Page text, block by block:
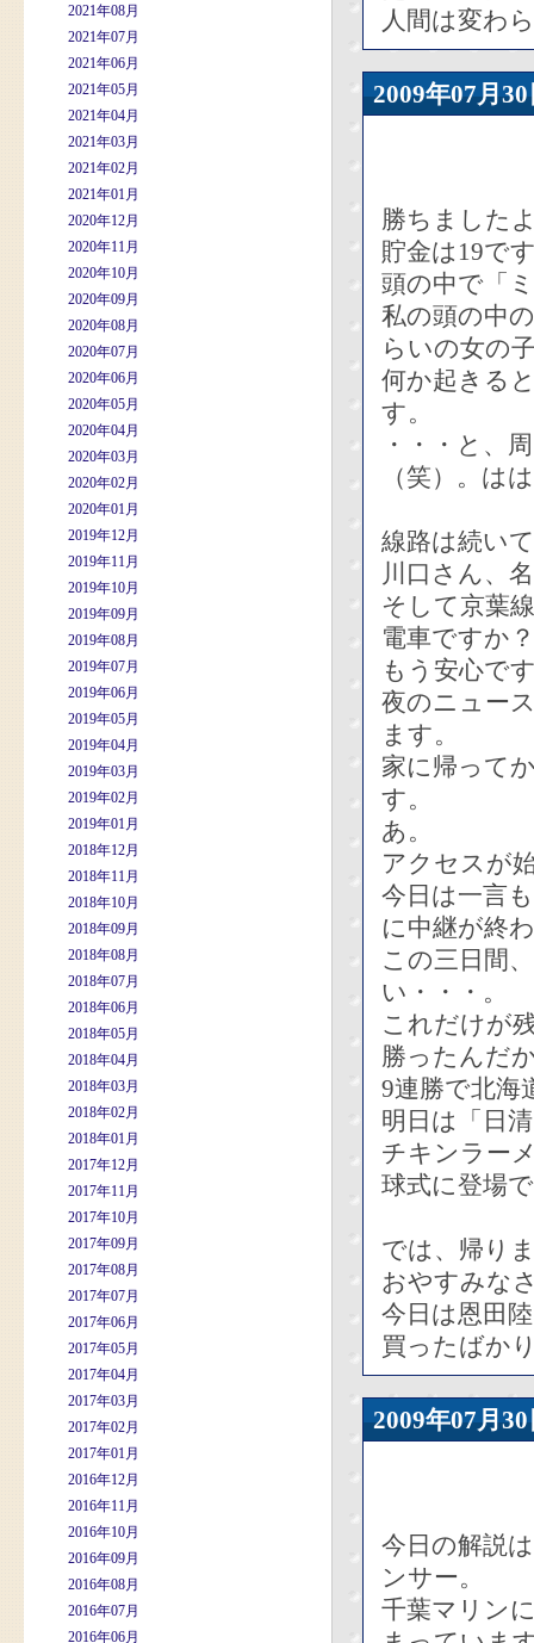
2021年08月
2021年07月
2021年06月
2021年05月
2021年04月
2021年03月
2021年02月
2021年01月
2020年12月
2020年11月
2020年10月
2020年09月
2020年08月
2020年07月
2020年06月
2020年05月
2020年04月
2020年03月
2020年02月
2020年01月
2019年12月
2019年11月
2019年10月
2019年09月
2019年08月
2019年07月
2019年06月
2019年05月
2019年04月
2019年03月
2019年02月
2019年01月
2018年12月
2018年11月
2018年10月
2018年09月
2018年08月
2018年07月
2018年06月
2018年05月
2018年04月
2018年03月
2018年02月
2018年01月
2017年12月
2017年11月
2017年10月
2017年09月
2017年08月
2017年07月
2017年06月
2017年05月
2017年04月
2017年03月
2017年02月
2017年01月
2016年12月
2016年11月
2016年10月
2016年09月
2016年08月
2016年07月
2016年06月
人間は変わ
2009年07
勝ちました
貯金は19で
頭の中で「
私の頭の中
らいの女の
何か起きる
す。
・・・と、
（笑）。は
線路は続い
川口さん、
そして京葉
電車ですか
もう安心で
夜のニュー
ます。
家に帰って
す。
あ。
アクセスが
今日は一言
に中継が終
この三日間
い・・・。
これだけが
勝ったんだ
9連勝で北海
明日は「日
チキンラー
球式に登場
では、帰り
おやすみな
今日は恩田
買ったばか
2009年07
今日の解説
ンサー。
千葉マリン